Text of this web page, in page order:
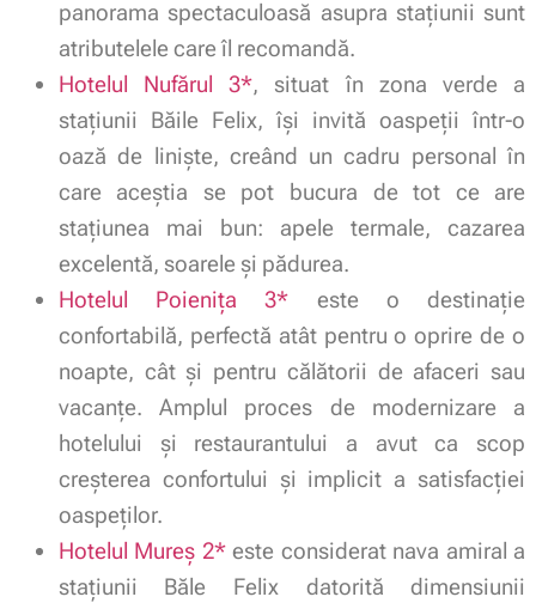
panorama spectaculoasă asupra staţiunii sunt
atributelele care îl recomandă.
Hotelul Nufărul 3*, situat în zona verde a
staţiunii Băile Felix, își invită oaspeții într-o
oază de linişte, creând un cadru personal în
care aceștia se pot bucura de tot ce are
staţiunea mai bun: apele termale, cazarea
excelentă, soarele şi pădurea.
Hotelul Poienița 3* este o destinaţie
confortabilă, perfectă atât pentru o oprire de o
noapte, cât şi pentru călătorii de afaceri sau
vacanţe. Amplul proces de modernizare a
hotelului şi restaurantului a avut ca scop
creşterea confortului şi implicit a satisfacţiei
oaspeţilor.
Hotelul Mureș 2*este considerat nava amiral a
staţiunii Băle Felix datorită dimensiunii